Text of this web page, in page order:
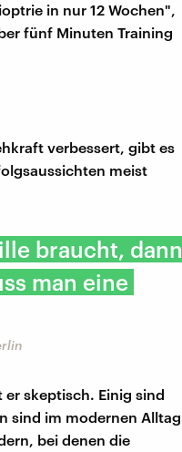
in nur 12 Wochen",
fünf Minuten Training
verbessert, gibt es
meist
braucht, dann
man eine
er skeptisch. Einig sind
sind im modernen Alltag
bei denen die